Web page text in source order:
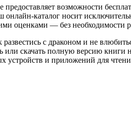
предоставляет возможности
каталог носит
оценками — без
развестись с драконом и не
или скачать полную версию
устройств и приложений для